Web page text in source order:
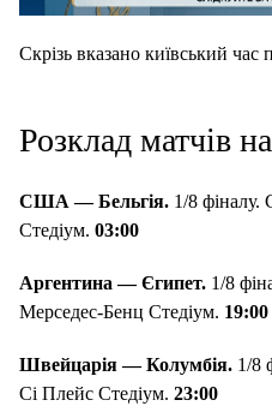
Скрізь вказано київський час
Розклад матчів
США — Бельгія. 1/8
Стедіум. 03:00
Аргентина —Єгипет. 1/8
Мерседес-Бенц Стедіум. 19:00
Швейцарія — Колумбія. 1/8
Сі Плейс Стедіум. 23:00